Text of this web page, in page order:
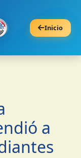
Inicio
a